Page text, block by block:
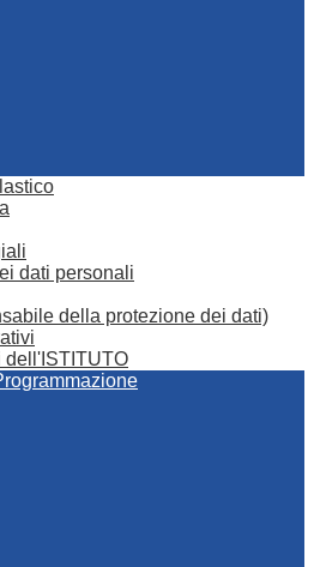
dati personali
della protezione dei dati)
dell'ISTITUTO